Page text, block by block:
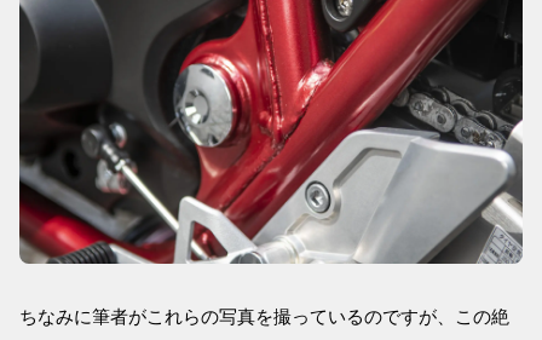
ちなみに筆者がこれらの写真を撮っているのですが、この絶